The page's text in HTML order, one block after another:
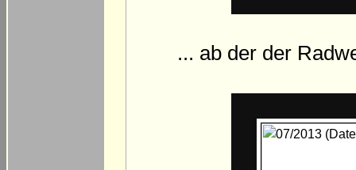
... ab der der